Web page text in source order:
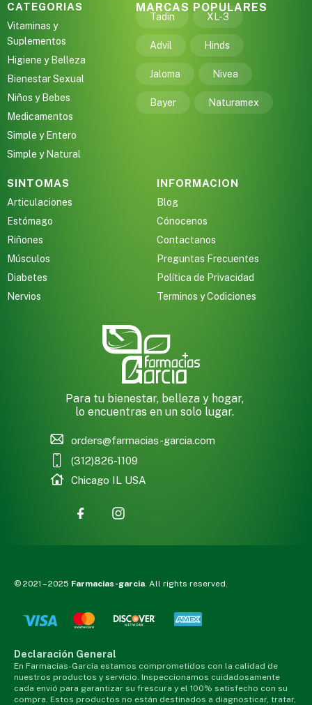
CATEGORIAS
Vitaminas y
Suplementos
Higiene y Belleza
Bienestar Sexual
Niños y Bebes
Medicamentos
Simple y Entero
Simple y Natural
MARCAS POPULARES
Tadin XL-3
Advil Hinds
Jaloma Nivea
Bayer Naturamex
SINTOMAS
Articulaciones
Estómago
Riñones
Músculos
Diabetes
Nervios
INFORMACION
Blog
Cónocenos
Contactanos
Preguntas Frecuentes
Política de Privacidad
Terminos y Codiciones
Para tu bienestar, belleza y hogar,
lo encuentras en un solo lugar.
orders@farmacias-garcia.com
(312)826-1109
Chicago IL USA
© 2021 – 2025 Farmacias-garcia. All rights reserved.
Declaración General
En Farmacias-Garcia estamos comprometidos con la calidad de
nuestros productos y servicio. Inspeccionamos cuidadosamente
cada envió para garantizar su frescura y el 100% satisfecho con su
compra. Estos productos no están destinados a diagnosticar, tratar,